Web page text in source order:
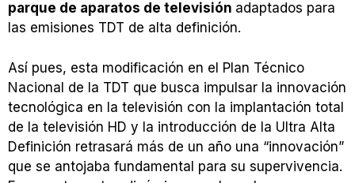
parque de aparatos de televisión adaptados para
las emisiones TDT de alta definición.
Así pues, esta modificación en el Plan Técnico
Nacional de la TDT que busca impulsar la innovación
tecnológica en la televisión con la implantación total
de la televisión HD y la introducción de la Ultra Alta
Definición retrasará más de un año una “innovación”
que se antojaba fundamental para su supervivencia.